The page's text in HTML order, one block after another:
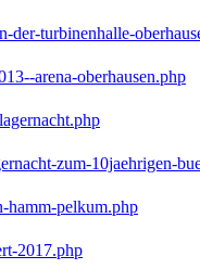
der-turbinenhalle-
arena-oberhausen.php
zum-10jaehrigen-
hamm-pelkum.php
2017.php